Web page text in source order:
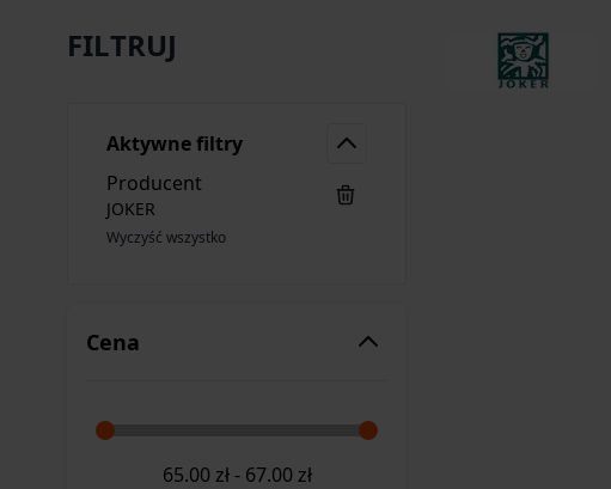
FILTRUJ
Aktywne filtry
Producent
JOKER
Wyczyść wszystko
Cena
65.00 zł - 67.00 zł